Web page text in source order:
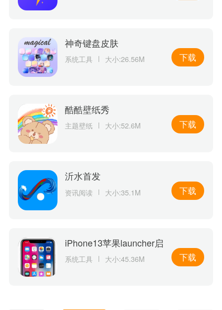
神奇键盘皮肤
系统工具 大小:26.56M 下载
酷酷壁纸秀
主题壁纸 大小:52.6M 下载
沂水首发
资讯阅读 大小:35.1M 下载
iPhone13苹果launcher启
动器
系统工具 大小:45.36M 下载